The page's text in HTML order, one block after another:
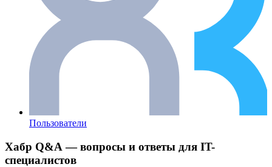
Пользователи
Хабр Q&A — вопросы и ответы для IT-
специалистов